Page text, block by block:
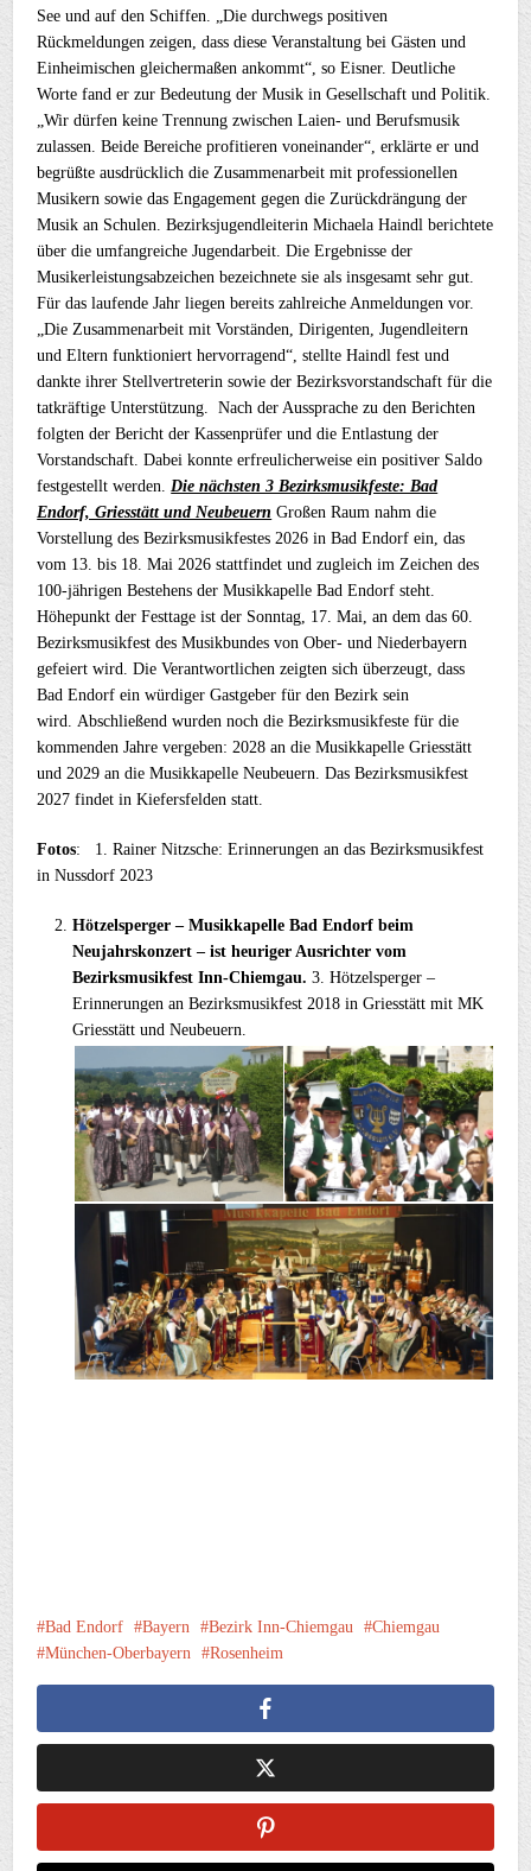
See und auf den Schiffen. „Die durchwegs positiven
Rückmeldungen zeigen, dass diese Veranstaltung bei Gästen und
Einheimischen gleichermaßen ankommt“, so Eisner. Deutliche
Worte fand er zur Bedeutung der Musik in Gesellschaft und Politik.
„Wir dürfen keine Trennung zwischen Laien- und Berufsmusik
zulassen. Beide Bereiche profitieren voneinander“, erklärte er und
begrüßte ausdrücklich die Zusammenarbeit mit professionellen
Musikern sowie das Engagement gegen die Zurückdrängung der
Musik an Schulen. Bezirksjugendleiterin Michaela Haindl berichtete
über die umfangreiche Jugendarbeit. Die Ergebnisse der
Musikerleistungsabzeichen bezeichnete sie als insgesamt sehr gut.
Für das laufende Jahr liegen bereits zahlreiche Anmeldungen vor.
„Die Zusammenarbeit mit Vorständen, Dirigenten, Jugendleitern
und Eltern funktioniert hervorragend“, stellte Haindl fest und
dankte ihrer Stellvertreterin sowie der Bezirksvorstandschaft für die
tatkräftige Unterstützung. Nach der Aussprache zu den Berichten
folgten der Bericht der Kassenprüfer und die Entlastung der
Vorstandschaft. Dabei konnte erfreulicherweise ein positiver Saldo
festgestellt werden. Die nächsten 3 Bezirksmusikfeste: Bad
Endorf, Griesstätt und Neubeuern Großen Raum nahm die
Vorstellung des Bezirksmusikfestes 2026 in Bad Endorf ein, das
vom 13. bis 18. Mai 2026 stattfindet und zugleich im Zeichen des
100-jährigen Bestehens der Musikkapelle Bad Endorf steht.
Höhepunkt der Festtage ist der Sonntag, 17. Mai, an dem das 60.
Bezirksmusikfest des Musikbundes von Ober- und Niederbayern
gefeiert wird. Die Verantwortlichen zeigten sich überzeugt, dass
Bad Endorf ein würdiger Gastgeber für den Bezirk sein
wird. Abschließend wurden noch die Bezirksmusikfeste für die
kommenden Jahre vergeben: 2028 an die Musikkapelle Griesstätt
und 2029 an die Musikkapelle Neubeuern. Das Bezirksmusikfest
2027 findet in Kiefersfelden statt.
Fotos: 1. Rainer Nitzsche: Erinnerungen an das Bezirksmusikfest
in Nussdorf 2023
Hötzelsperger – Musikkapelle Bad Endorf beim
Neujahrskonzert – ist heuriger Ausrichter vom
Bezirksmusikfest Inn-Chiemgau.3. Hötzelsperger –
Erinnerungen an Bezirksmusikfest 2018 in Griesstätt mit MK
Griesstätt und Neubeuern.
Bad Endorf Bayern Bezirk Inn-Chiemgau
Chiemgau
München-Oberbayern
Rosenheim